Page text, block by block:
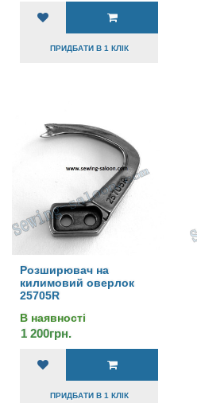
ПРИДБАТИ В 1 КЛІК
Розширювач на
килимовий оверлок
25705R
В наявності
1 200грн.
ПРИДБАТИ В 1 КЛІК